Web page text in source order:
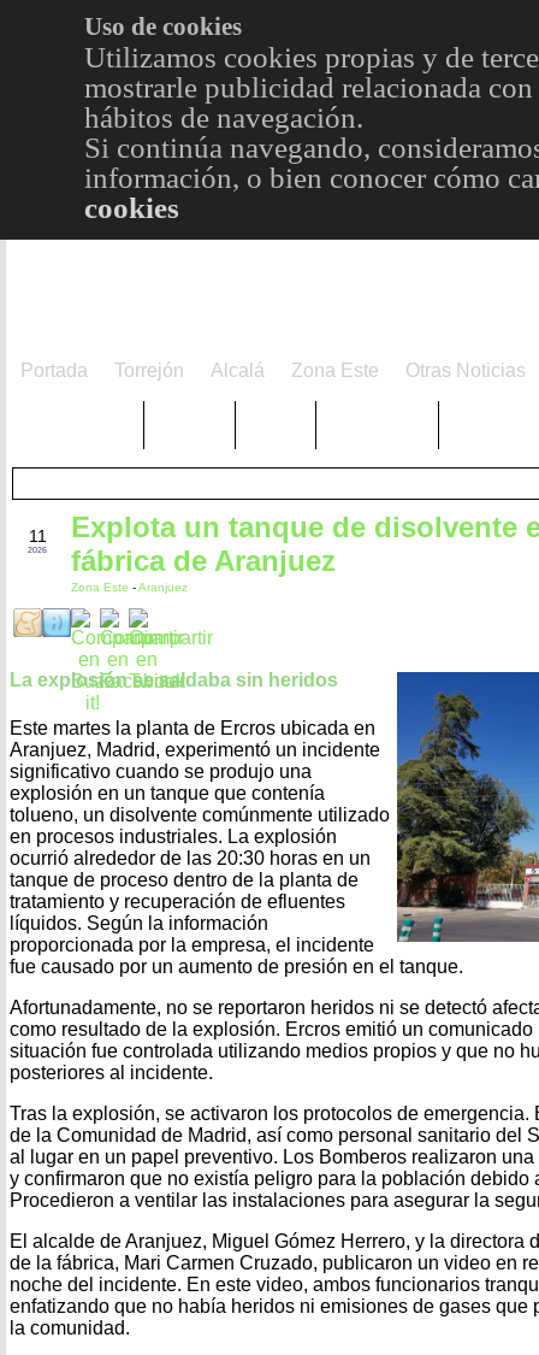
Uso de cookies
Utilizamos cookies propias y de
mostrarle publicidad relacionada
hábitos de navegación.
Si continúa navegando,
información, o bien conocer cómo
cookies
Portada Torrejón Alcalá Zona Este Otras Noticias
11
2026
Explota un tanque de disolvente
fábrica de Aranjuez
Zona Este -Aranjuez
La explosión se saldaba sin heridos
Este martes la planta de Ercros ubicada en
Aranjuez, Madrid, experimentó un incidente
significativo cuando se produjo una
explosión en un tanque que contenía
tolueno, un disolvente comúnmente utilizado
en procesos industriales. La explosión
ocurrió alrededor de las 20:30 horas en un
tanque de proceso dentro de la planta de
tratamiento y recuperación de efluentes
líquidos. Según la información
proporcionada por la empresa, el incidente
fue causado por un aumento de presión en el tanque.
Afortunadamente, no se reportaron heridos ni se detectó
como resultado de la explosión. Ercros emitió un
situación fue controlada utilizando medios propios y que no
posteriores al incidente.
Tras la explosión, se activaron los protocolos de emergencia.
de la Comunidad de Madrid, así como personal sanitario del
al lugar en un papel preventivo. Los Bomberos realizaron
y confirmaron que no existía peligro para la población debido
Procedieron a ventilar las instalaciones para asegurar la
El alcalde de Aranjuez, Miguel Gómez Herrero, y la directora
de la fábrica, Mari Carmen Cruzado, publicaron un video en
noche del incidente. En este video, ambos funcionarios
enfatizando que no había heridos ni emisiones de gases que
la comunidad.